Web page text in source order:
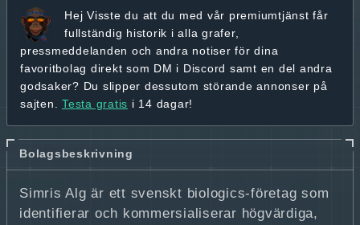
Hej Visste du att du med vår premiumtjänst får
fullständig historik i alla grafer,
pressmeddelanden och andra notiser för dina
favoritbolag direkt som DM i Discord samt en del andra
godsaker? Du slipper dessutom störande annonser på
sajten. Testa gratis i 14 dagar!
Bolagsbeskrivning
Simris Alg är ett svenskt biologics‑företag som
identifierar och kommersialiserar högvärdiga,